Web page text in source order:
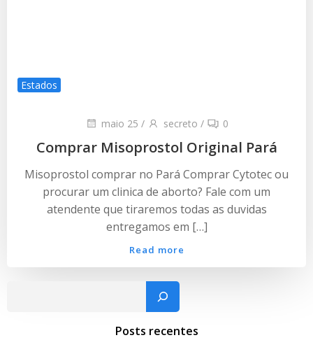
Estados
maio 25 / secreto / 0
Comprar Misoprostol Original Pará
Misoprostol comprar no Pará Comprar Cytotec ou
procurar um clinica de aborto? Fale com um
atendente que tiraremos todas as duvidas
entregamos em […]
Read more
Pesquisar
Posts recentes